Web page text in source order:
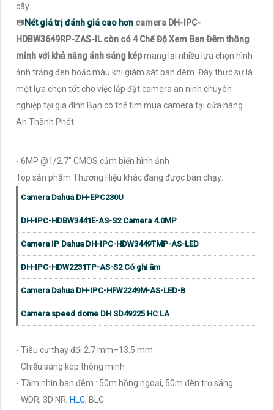
cây.
📷Nét giá trị đánh giá cao hơn camera DH-IPC-
HDBW3649RP-ZAS-IL còn có 4 Chế Độ Xem Ban Đêm thông
minh với khả năng ánh sáng képmang lại nhiều lựa chọn hình
ảnh trắng đen hoặc màu khi giám sát ban đêm. Đây thực sự là
một lựa chọn tốt cho việc lắp đặt camera an ninh chuyên
nghiệp tại gia đình.Bạn có thể tìm mua camera tại cửa hàng
An Thành Phát.
- 6MP @1/2.7" CMOS cảm biến hình ảnh
Top sản phẩm Thương Hiệu khác đang được bán chạy:
Camera Dahua DH-EPC230U
DH-IPC-HDBW3441E-AS-S2 Camera 4.0MP
Camera IP Dahua DH-IPC-HDW3449TMP-AS-LED
DH-IPC-HDW2231TP-AS-S2 Có ghi âm
Camera Dahua DH-IPC-HFW2249M-AS-LED-B
Camera speed dome DH SD49225 HC LA
- Tiêu cự thay đổi 2.7 mm–13.5 mm
- Chiếu sáng kép thông minh
- Tầm nhìn ban đêm : 50m hồng ngoại, 50m đèn trợ sáng
- WDR, 3D NR, HLC, BLC